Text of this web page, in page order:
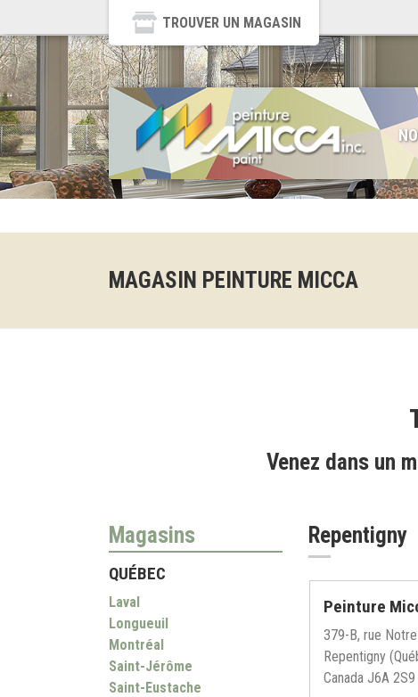
TROUVER UN MAGASIN
MAGASIN PEINTURE MICCA
Venez dans un
Magasins
QUÉBEC
Laval
Longueuil
Montréal
Saint-Jérôme
Saint-Eustache
Repentigny
Peinture
379-B, rue
Repentigny
Canada J6A 2S9